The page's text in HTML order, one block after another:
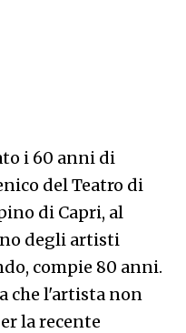
i 60 anni di
del Teatro di
di Capri, al
degli artisti
compie 80 anni.
che l'artista non
la recente